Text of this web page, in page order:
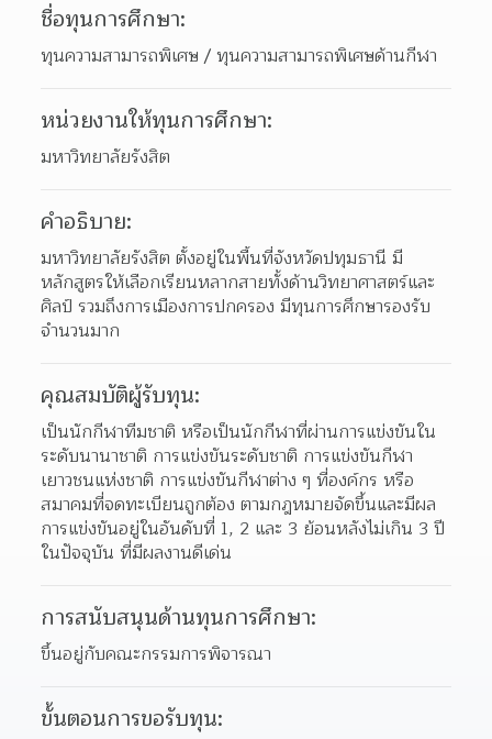
ชื่อทุนการศึกษา:
ทุนความสามารถพิเศษ / ทุนความสามารถพิเศษด้านกีฬา
หน่วยงานให้ทุนการศึกษา:
มหาวิทยาลัยรังสิต
คำอธิบาย:
มหาวิทยาลัยรังสิต ตั้งอยู่ในพื้นที่จังหวัดปทุมธานี มี
หลักสูตรให้เลือกเรียนหลากสายทั้งด้านวิทยาศาสตร์และ
ศิลป์ รวมถึงการเมืองการปกครอง มีทุนการศึกษารองรับ
จำนวนมาก
คุณสมบัติผู้รับทุน:
เป็นนักกีฬาทีมชาติ หรือเป็นนักกีฬาที่ผ่านการแข่งขันใน
ระดับนานาชาติ การแข่งขันระดับชาติ การแข่งขันกีฬา
เยาวชนแห่งชาติ การแข่งขันกีฬาต่าง ๆ ที่องค์กร หรือ
สมาคมที่จดทะเบียนถูกต้อง ตามกฎหมายจัดขึ้นและมีผล
การแข่งขันอยู่ในอันดับที่ 1, 2 และ 3 ย้อนหลังไม่เกิน 3 ปี
ในปัจจุบัน ที่มีผลงานดีเด่น
การสนับสนุนด้านทุนการศึกษา:
ขึ้นอยู่กับคณะกรรมการพิจารณา
ขั้นตอนการขอรับทุน: